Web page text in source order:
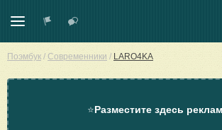
Поэмбук / Современники / LARO4KA
⭐Разместите здесь